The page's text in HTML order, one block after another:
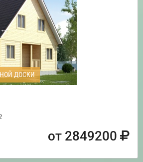
ДОСКИ
от 2849200